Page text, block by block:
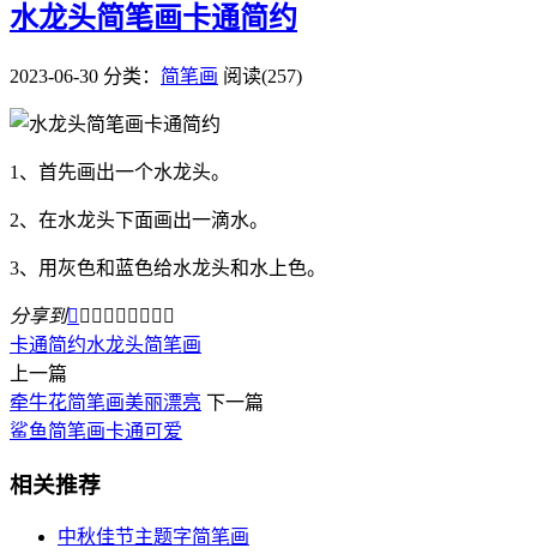
水龙头简笔画卡通简约
2023-06-30 分类： 简笔画 阅读(257)
1、首先画出一个水龙头。
2、在水龙头下面画出一滴水。
3、用灰色和蓝色给水龙头和水上色。
分享到        
卡通简约水龙头简笔画
上一篇
牵牛花简笔画美丽漂亮 下一篇
鲨鱼简笔画卡通可爱
相关推荐
中秋佳节主题字简笔画